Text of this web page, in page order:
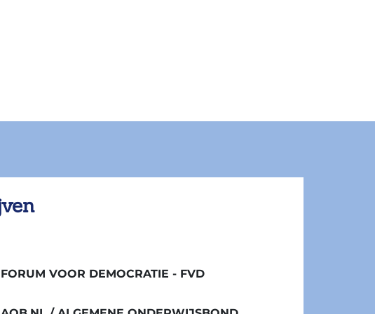
FORUM VOOR DEMOCRATIE - FVD